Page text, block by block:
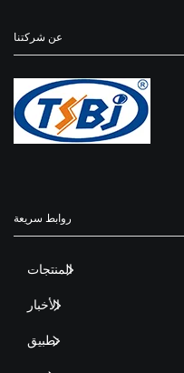
عن شركتنا
روابط سريعة
المنتجات
الأخبار
تطبيق